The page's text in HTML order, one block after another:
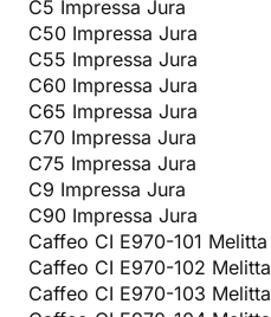
C5 Impressa Jura
C50 Impressa Jura
C55 Impressa Jura
C60 Impressa Jura
C65 Impressa Jura
C70 Impressa Jura
C75 Impressa Jura
C9 Impressa Jura
C90 Impressa Jura
Caffeo CI E970-101 Melitta
Caffeo CI E970-102 Melitta
Caffeo CI E970-103 Melitta